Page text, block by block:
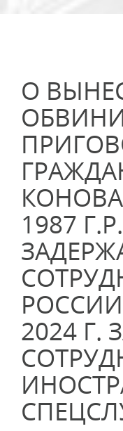
О
1987
2024 Г.